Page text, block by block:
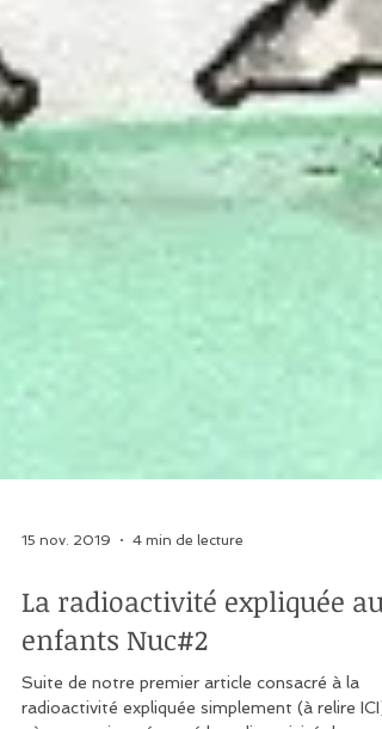
15 nov. 2019 4 min de lecture
La radioactivité expliquée aux
enfants Nuc#2